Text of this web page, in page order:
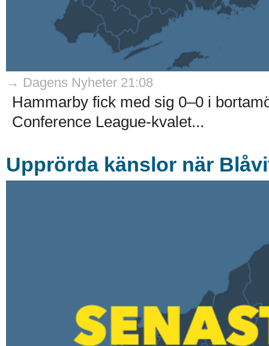
→ Dagens Nyheter 21:08
Hammarby fick med sig 0–0 i
Conference League-kvalet...
Upprörda känslor när